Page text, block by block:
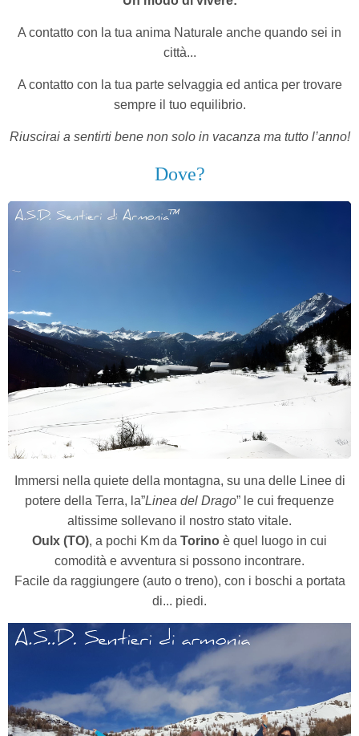
A contatto con la tua anima Naturale anche quando sei in
città...
A contatto con la tua parte selvaggia ed antica per trovare
sempre il tuo equilibrio.
Riuscirai a sentirti bene non solo in vacanza ma tutto l’anno!
Dove?
Immersi nella quiete della montagna, su una delle Linee di
potere della Terra, la”Linea del Drago” le cui frequenze
altissime sollevano il nostro stato vitale.
Oulx (TO), a pochi Km da Torino è quel luogo in cui
comodità e avventura si possono incontrare.
Facile da raggiungere (auto o treno), con i boschi a portata
di... piedi.